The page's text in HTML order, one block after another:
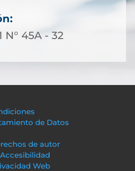
N° 45A - 32
de Datos
de autor
Web